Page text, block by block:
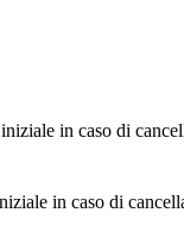
in caso di
in caso di